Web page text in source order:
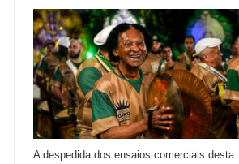
A despedida dos ensaios comerciais desta